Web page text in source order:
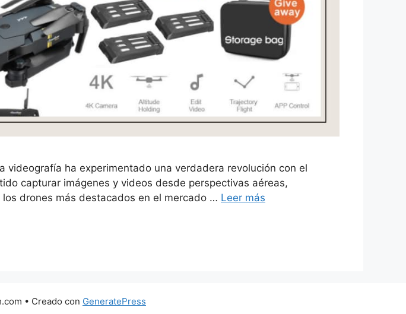
videografía ha experimentado una verdadera revolución con el
capturar imágenes y videos desde perspectivas aéreas,
drones más destacados en el mercado … Leer más
• Creado con GeneratePress